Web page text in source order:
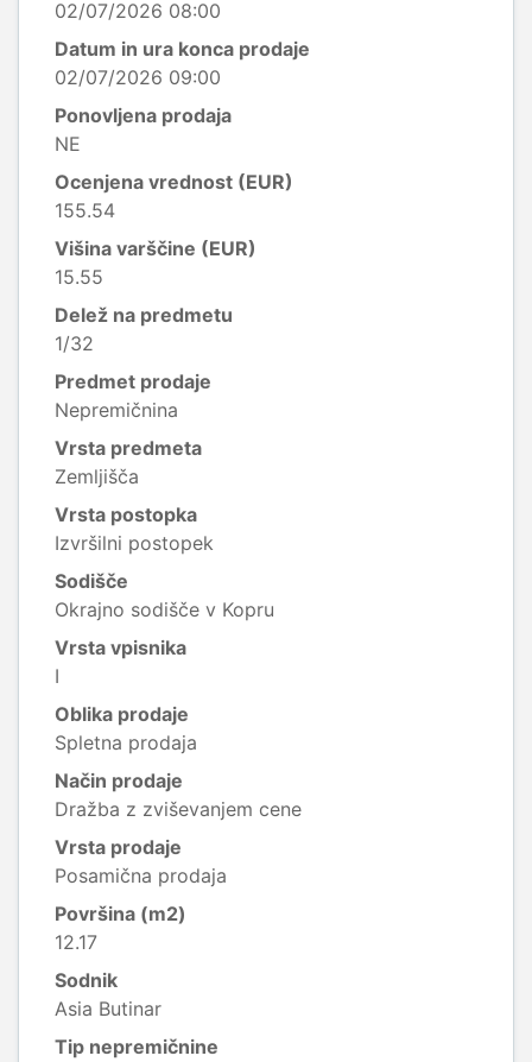
02/07/2026 08:00
Datum in ura konca prodaje
02/07/2026 09:00
Ponovljena prodaja
NE
Ocenjena vrednost (EUR)
155.54
Višina varščine (EUR)
15.55
Delež na predmetu
1/32
Predmet prodaje
Nepremičnina
Vrsta predmeta
Zemljišča
Vrsta postopka
Izvršilni postopek
Sodišče
Okrajno sodišče v Kopru
Vrsta vpisnika
I
Oblika prodaje
Spletna prodaja
Način prodaje
Dražba z zviševanjem cene
Vrsta prodaje
Posamična prodaja
Površina (m2)
12.17
Sodnik
Asia Butinar
Tip nepremičnine